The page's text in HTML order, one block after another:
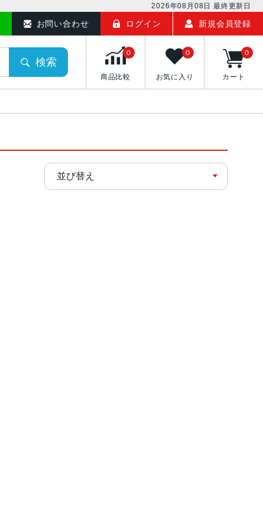
2026年08月08日 最終更新日
お問い合わせ ログイン 新規会員登録
検索
商品比較
0
お気に入り
0
カート
0